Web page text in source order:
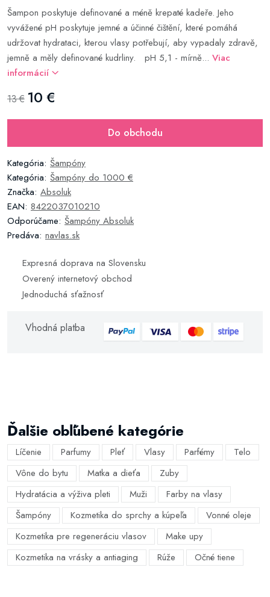
Šampon poskytuje definované a méně krepaté kadeře. Jeho
vyvážené pH poskytuje jemné a účinné čištění, které pomáhá
udržovat hydrataci, kterou vlasy potřebují, aby vypadaly zdravě,
jemně a měly definované kudrliny. pH 5,1 - mírně... Viac
informácií
13 € 10 €
Do obchodu
Kategória: Šampóny
Kategória: Šampóny do 1000 €
Značka: Absoluk
EAN: 8422037010210
Odporúčame: Šampóny Absoluk
Predáva: navlas.sk
Expresná doprava na Slovensku
Overený internetový obchod
Jednoduchá sťažnosť
Vhodná platba
Ďalšie obľúbené kategórie
Líčenie Parfumy Pleť Vlasy Parfémy
Telo
Vône do bytu
Matka a dieťa
Zuby
Hydratácia a výživa pleti
Muži
Farby na vlasy
Šampóny
Kozmetika do sprchy a kúpeľa
Vonné oleje
Kozmetika pre regeneráciu vlasov
Make upy
Kozmetika na vrásky a antiaging
Rúže Očné tiene